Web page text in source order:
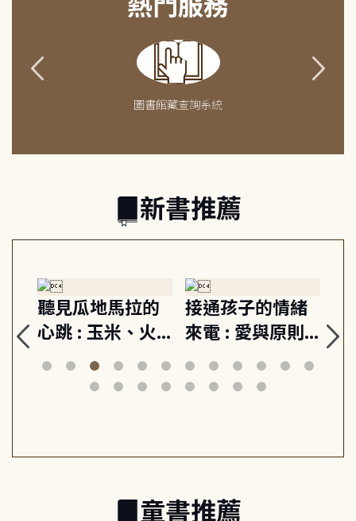
圖書館藏查詢系統
新書推薦
聽見瓜地馬拉的
心跳 : 玉米、火
山與信仰, 外交官
筆下的現代馬雅
接通孩子的情緒
來電 : 愛與原則,
建立教養的安定
節奏 22個行動練
關
童書推薦